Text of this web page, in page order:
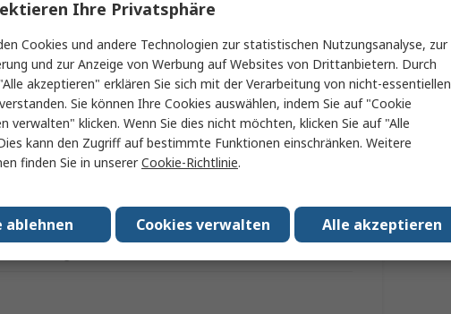
oder mehrere Eigenschaften auswählen.
Wert
Gedore
Typ Abzieher
420 mm
Ihre Privatsphäre
Cookies und andere Technologien zur statistischen Nutzungsanalyse, zur
und zur Anzeige von Werbung auf Websites von Drittanbietern. Durch
akzeptieren" erklären Sie sich mit der Verarbeitung von nicht-essentiellen
Sie können Ihre Cookies auswählen, indem Sie auf "Cookie
verwalten" klicken. Wenn Sie dies nicht möchten, klicken Sie auf "Alle
kann den Zugriff auf bestimmte Funktionen einschränken. Weitere
finden Sie in unsererCookie-Richtlinie.
Alle akzeptieren
Cookies verwalten
ablehnen